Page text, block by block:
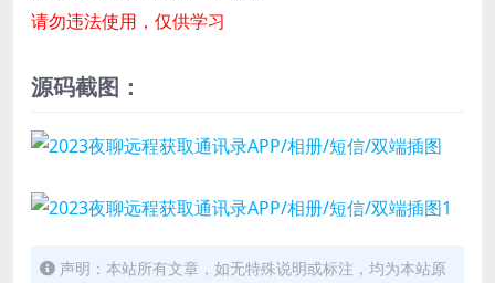
请勿违法使用，仅供学习
源码截图：
声明：本站所有文章，如无特殊说明或标注，均为本站原